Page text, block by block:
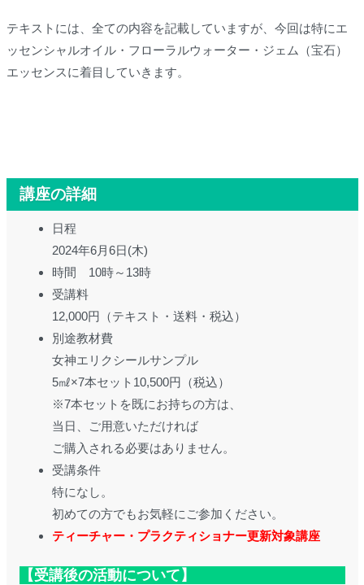
テキストには、全ての内容を記載していますが、今回は特にエ
ッセンシャルオイル・フローラルウォーター・ジェム（宝石）
エッセンスに着目していきます。
講座の詳細
日程
2024年6月6日(木)
時間 10時～13時
受講料
12,000円（テキスト・送料・税込）
別途教材費
女神エリクシールサンプル
5㎖×7本セット10,500円（税込）
※7本セットを既にお持ちの方は、
当日、ご用意いただければ
ご購入される必要はありません。
受講条件
特になし。
初めての方でもお気軽にご参加ください。
ティーチャー・プラクティショナー更新対象講座
【受講後の活動について】